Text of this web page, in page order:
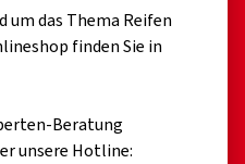
das Thema Reifen
finden Sie in
Beratung
unsere Hotline: